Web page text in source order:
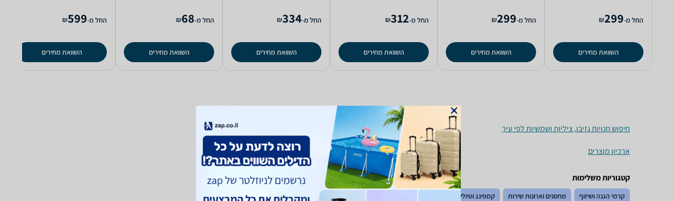
החל מ-299
₪
השוואת מחירים
החל מ-299
₪
השוואת מחירים
החל מ-312
₪
השוואת מחירים
החל מ-334
₪
השוואת מחירים
החל מ-68
₪
השוואת מחירים
החל מ-599
₪
השוואת מחירים
חיפוש חנויות גזיבו, ציליות ושמשיות לפי עיר
ארכיון מוצרים
קטגוריות משלימות
קרמי הגנה ושיזוף מחסנים וארונות שירות קמפינג וטיולים